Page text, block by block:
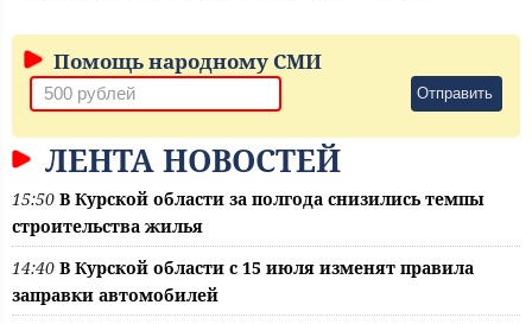
Помощь народному СМИ
Отправить
ЛЕНТА НОВОСТЕЙ
15:50 В Курской области за полгода снизились темпы
строительства жилья
14:40 В Курской области с 15 июля изменят правила
заправки автомобилей